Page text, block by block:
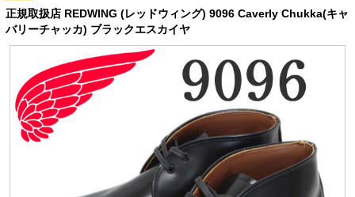
正規取扱店 REDWING (レッドウィング) 9096 Caverly Chukka(キャ
バリーチャッカ) ブラックエスカイヤ